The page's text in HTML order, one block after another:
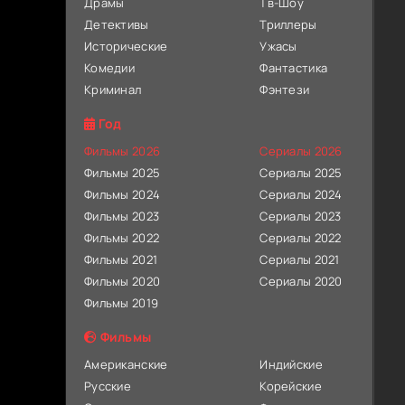
Детективы
Исторические
Комедии
Криминал
Триллеры
Ужасы
Фантастика
Фэнтези
Год
Фильмы 2026
Фильмы 2025
Фильмы 2024
Фильмы 2023
Фильмы 2022
Фильмы 2021
Фильмы 2020
Фильмы 2019
Сериалы 2026
Сериалы 2025
Сериалы 2024
Сериалы 2023
Сериалы 2022
Сериалы 2021
Сериалы 2020
Фильмы
Американские
Русские
Индийские
Корейские